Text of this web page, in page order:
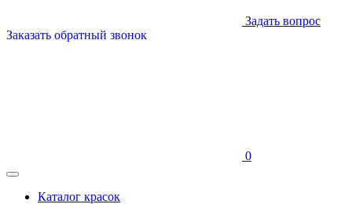
Задать вопрос
Заказать обратный звонок
0
Каталог красок